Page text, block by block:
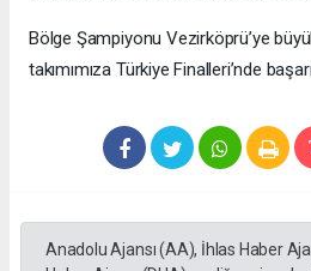
Bölge Şampiyonu Vezirköprü’ye
takımımıza Türkiye Finalleri’nde
Anadolu Ajansı (AA), İhlas Haber